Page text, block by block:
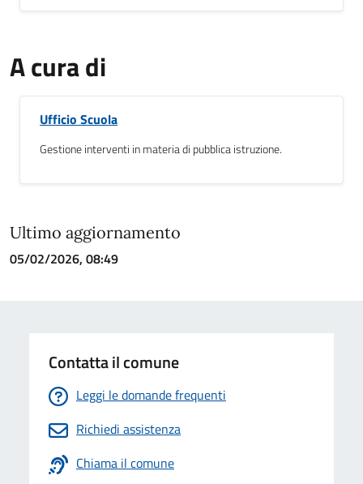
A cura di
Ufficio Scuola
Gestione interventi in materia di pubblica istruzione.
Ultimo aggiornamento
05/02/2026, 08:49
Contatta il comune
Leggi le domande frequenti
Richiedi assistenza
Chiama il comune